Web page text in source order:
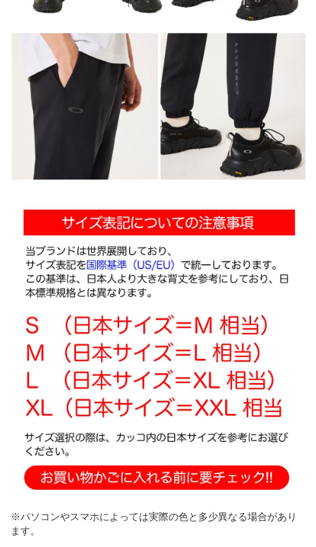
※パソコンやスマホによっては実際の色と多少異なる場合があり
ます。